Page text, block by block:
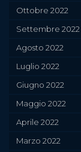
Ottobre 2022
Settembre 2022
Agosto 2022
Luglio 2022
Giugno 2022
Maggio 2022
Aprile 2022
Marzo 2022